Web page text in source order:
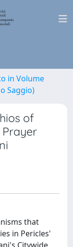
in Volume
Saggio)
of
Prayer
that
in Pericles'